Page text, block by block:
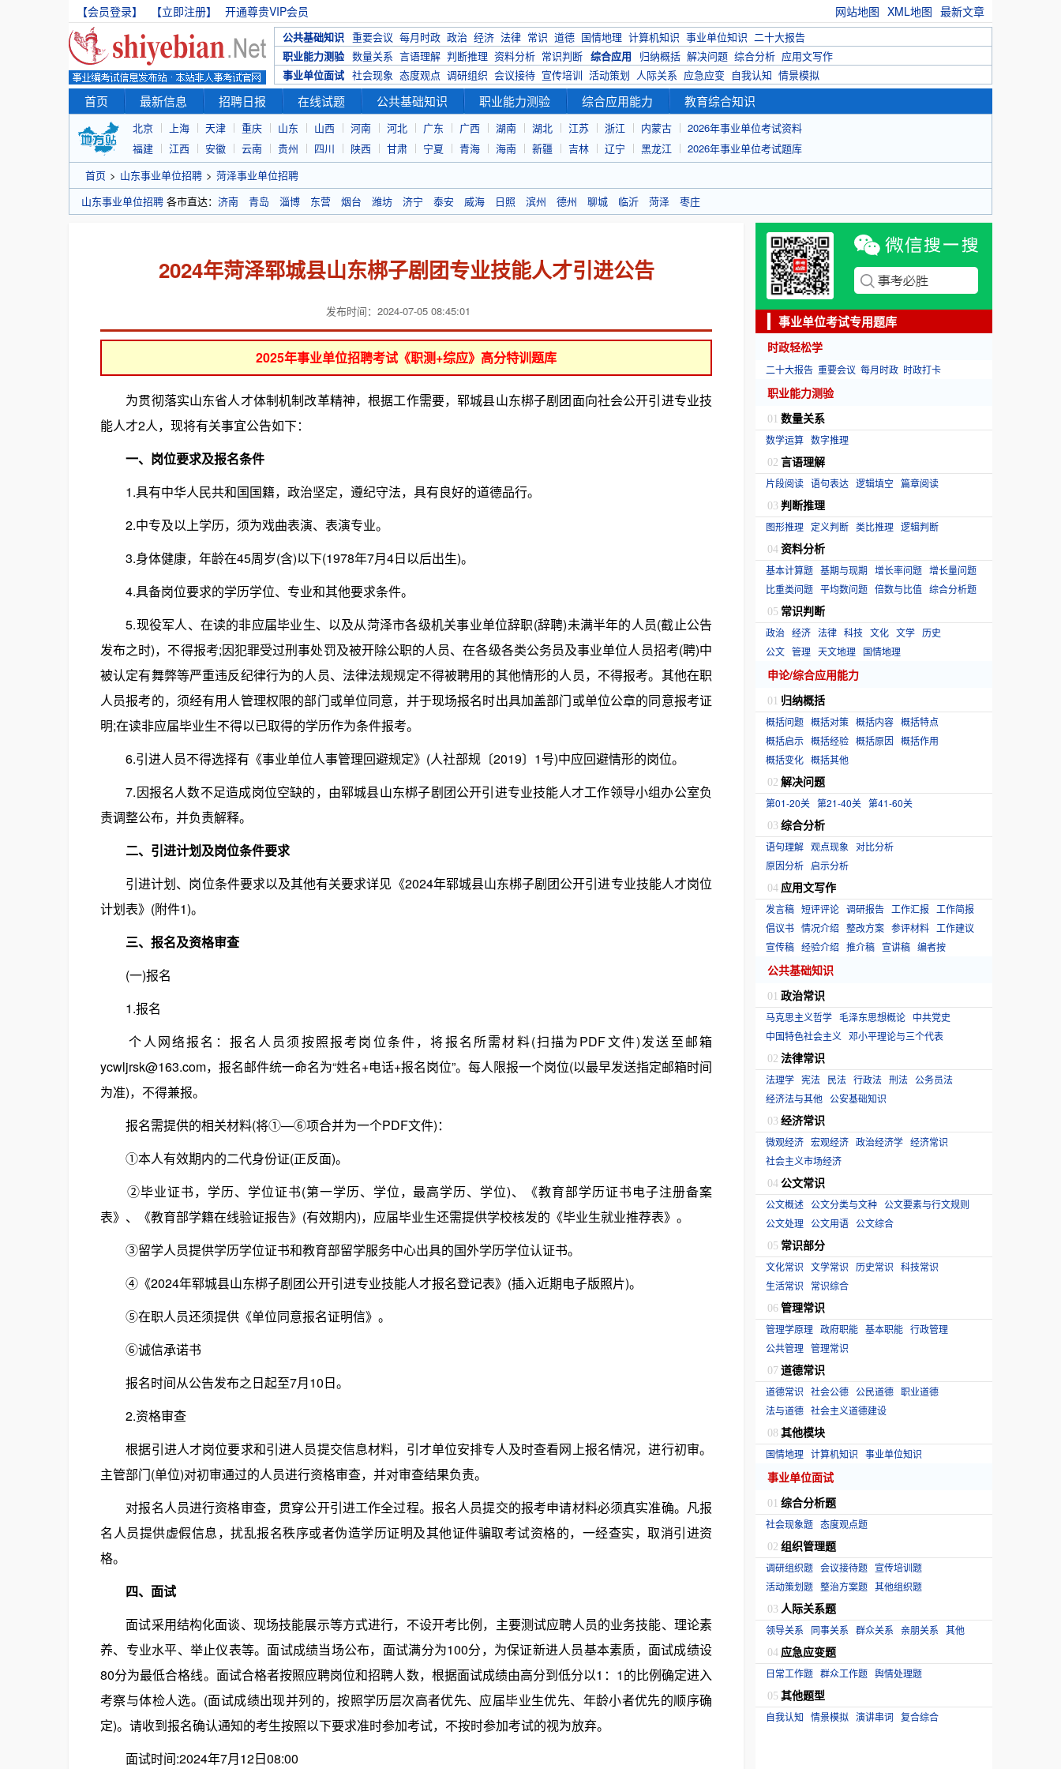
【会员登录】 【立即注册】 开通尊贵VIP会员 网站地图 XML地图 最新文章
公共基础知识 重要会议 每月时政 政治 经济 法律 常识 道德 国情地理 计算机知识 事业单位知识 二十大报告
职业能力测验 数量关系 言语理解 判断推理 资料分析 常识判断 综合应用 归纳概括 解决问题 综合分析 应用文写作
事业单位面试 社会现象 态度观点 调研组织 会议接待 宣传培训 活动策划 人际关系 应急应变 自我认知 情景模拟
首页 最新信息 招聘日报 在线试题 公共基础知识 职业能力测验 综合应用能力 教育综合知识
北京 上海 天津 重庆 山东 山西 河南 河北 广东 广西 湖南 湖北 江苏 浙江 内蒙古
2026年事业单位考试资料
福建
江西 安徽 云南 贵州 四川 陕西 甘肃 宁夏 青海 海南 新疆 吉林 辽宁 黑龙江
2026年事业单位考试题库
首页 > 山东事业单位招聘 > 菏泽事业单位招聘
山东事业单位招聘 各市直达： 济南 青岛 淄博 东营 烟台 潍坊 济宁 泰安 威海 日照 滨州 德州 聊城 临沂 菏泽 枣庄
2024年菏泽郓城县山东梆子剧团专业技能人才引进公告
发布时间：2024-07-05 08:45:01
2025年事业单位招聘考试《职测+综应》高分特训题库
为贯彻落实山东省人才体制机制改革精神，根据工作需要，郓城县山东梆子剧团面向社会公开引进专业技
能人才2人，现将有关事宜公告如下：
一、岗位要求及报名条件
1.具有中华人民共和国国籍，政治坚定，遵纪守法，具有良好的道德品行。
2.中专及以上学历，须为戏曲表演、表演专业。
3.身体健康，年龄在45周岁(含)以下(1978年7月4日以后出生)。
4.具备岗位要求的学历学位、专业和其他要求条件。
5.现役军人、在读的非应届毕业生、以及从菏泽市各级机关事业单位辞职(辞聘)未满半年的人员(截止公告
发布之时)，不得报考;因犯罪受过刑事处罚及被开除公职的人员、在各级各类公务员及事业单位人员招考(聘)中
被认定有舞弊等严重违反纪律行为的人员、法律法规规定不得被聘用的其他情形的人员，不得报考。其他在职
人员报考的，须经有用人管理权限的部门或单位同意，并于现场报名时出具加盖部门或单位公章的同意报考证
明;在读非应届毕业生不得以已取得的学历作为条件报考。
6.引进人员不得选择有《事业单位人事管理回避规定》(人社部规〔2019〕1号)中应回避情形的岗位。
7.因报名人数不足造成岗位空缺的，由郓城县山东梆子剧团公开引进专业技能人才工作领导小组办公室负
责调整公布，并负责解释。
二、引进计划及岗位条件要求
引进计划、岗位条件要求以及其他有关要求详见《2024年郓城县山东梆子剧团公开引进专业技能人才岗位
计划表》(附件1)。
三、报名及资格审查
(一)报名
1.报名
个人网络报名：报名人员须按照报考岗位条件，将报名所需材料(扫描为PDF文件)发送至邮箱
ycwljrsk@163.com，报名邮件统一命名为“姓名+电话+报名岗位”。每人限报一个岗位(以最早发送指定邮箱时间
为准)，不得兼报。
报名需提供的相关材料(将①—⑥项合并为一个PDF文件)：
①本人有效期内的二代身份证(正反面)。
②毕业证书，学历、学位证书(第一学历、学位，最高学历、学位)、《教育部学历证书电子注册备案
表》、《教育部学籍在线验证报告》(有效期内)，应届毕业生还需提供学校核发的《毕业生就业推荐表》。
③留学人员提供学历学位证书和教育部留学服务中心出具的国外学历学位认证书。
④《2024年郓城县山东梆子剧团公开引进专业技能人才报名登记表》(插入近期电子版照片)。
⑤在职人员还须提供《单位同意报名证明信》。
⑥诚信承诺书
报名时间从公告发布之日起至7月10日。
2.资格审查
根据引进人才岗位要求和引进人员提交信息材料，引才单位安排专人及时查看网上报名情况，进行初审。
主管部门(单位)对初审通过的人员进行资格审查，并对审查结果负责。
对报名人员进行资格审查，贯穿公开引进工作全过程。报名人员提交的报考申请材料必须真实准确。凡报
名人员提供虚假信息，扰乱报名秩序或者伪造学历证明及其他证件骗取考试资格的，一经查实，取消引进资
格。
四、面试
面试采用结构化面谈、现场技能展示等方式进行，不设开考比例，主要测试应聘人员的业务技能、理论素
养、专业水平、举止仪表等。面试成绩当场公布，面试满分为100分，为保证新进人员基本素质，面试成绩设
80分为最低合格线。面试合格者按照应聘岗位和招聘人数，根据面试成绩由高分到低分以1：1的比例确定进入
考察与体检人选。(面试成绩出现并列的，按照学历层次高者优先、应届毕业生优先、年龄小者优先的顺序确
定)。请收到报名确认通知的考生按照以下要求准时参加考试，不按时参加考试的视为放弃。
面试时间:2024年7月12日08:00
事业单位考试专用题库
时政轻松学
二十大报告 重要会议 每月时政 时政打卡
职业能力测验
01 数量关系
数学运算 数字推理
02 言语理解
片段阅读 语句表达 逻辑填空 篇章阅读
03 判断推理
图形推理 定义判断 类比推理 逻辑判断
04 资料分析
基本计算题 基期与现期 增长率问题 增长量问题
比重类问题 平均数问题 倍数与比值 综合分析题
05 常识判断
政治 经济 法律 科技 文化 文学 历史
公文 管理 天文地理 国情地理
申论/综合应用能力
01 归纳概括
概括问题 概括对策 概括内容 概括特点
概括启示 概括经验 概括原因 概括作用
概括变化 概括其他
02 解决问题
第01-20关 第21-40关 第41-60关
03 综合分析
语句理解 观点现象 对比分析
原因分析 启示分析
04 应用文写作
发言稿 短评评论 调研报告 工作汇报
工作简报
倡议书 情况介绍 整改方案 参评材料 工作建议
宣传稿 经验介绍 推介稿 宣讲稿 编者按
公共基础知识
01 政治常识
马克思主义哲学 毛泽东思想概论 中共党史
中国特色社会主义 邓小平理论与三个代表
02 法律常识
法理学 宪法 民法 行政法 刑法 公务员法
经济法与其他 公安基础知识
03 经济常识
微观经济 宏观经济 政治经济学 经济常识
社会主义市场经济
04 公文常识
公文概述 公文分类与文种 公文要素与行文规则
公文处理 公文用语 公文综合
05 常识部分
文化常识 文学常识 历史常识 科技常识
生活常识
常识综合
06 管理常识
管理学原理 政府职能 基本职能 行政管理
公共管理 管理常识
07 道德常识
道德常识 社会公德 公民道德 职业道德
法与道德 社会主义道德建设
08 其他模块
国情地理 计算机知识 事业单位知识
事业单位面试
01 综合分析题
社会现象题 态度观点题
02 组织管理题
调研组织题 会议接待题 宣传培训题
活动策划题 整治方案题 其他组织题
03 人际关系题
领导关系 同事关系 群众关系 亲朋关系 其他
04 应急应变题
日常工作题 群众工作题 舆情处理题
05 其他题型
自我认知 情景模拟 演讲串词 复合综合